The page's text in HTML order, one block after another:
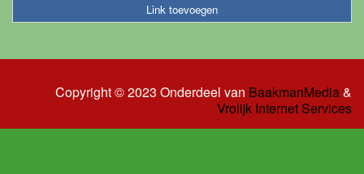
Link toevoegen
Copyright © 2023 Onderdeel van BaakmanMedia&
Vrolijk Internet Services